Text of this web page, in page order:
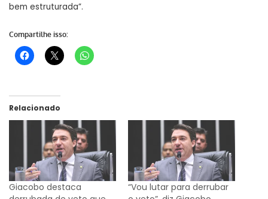
bem estruturada”.
Compartilhe isso:
Relacionado
Giacobo destaca
“Vou lutar para derrubar